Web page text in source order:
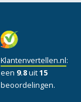
Klantenvertellen.nl:
een 9.8uit15
beoordelingen.